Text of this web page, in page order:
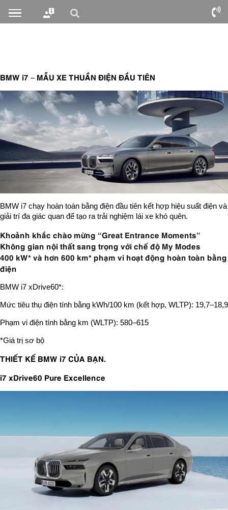
BMW i7 – MẪU XE THUẦN ĐIỆN ĐẦU TIÊN
BMW i7 chạy hoàn toàn bằng điện đầu tiên kết hợp hiệu suất điện và
giải trí đa giác quan để tạo ra trải nghiệm lái xe khó quên.
Khoảnh khắc chào mừng “Great Entrance Moments”
Không gian nội thất sang trọng với chế độ My Modes
400 kW* và hơn 600 km* phạm vi hoạt động hoàn toàn bằng
điện
BMW i7 xDrive60*:
Mức tiêu thụ điện tính bằng kWh/100 km (kết hợp, WLTP): 19,7–18,9
Phạm vi điện tính bằng km (WLTP): 580–615
*Giá trị sơ bộ
THIẾT KẾ BMW i7 CỦA BẠN.
i7 xDrive60 Pure Excellence